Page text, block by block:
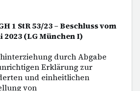
1 StR 53/23 – Beschluss vom
2023 (LG München I)
durch Abgabe
Erklärung zur
und einheitlichen
von